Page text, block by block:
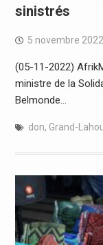
sinistrés
5 novembre 2022
(05-11-2022)
ministre de la
Belmonde…
don, Grand-